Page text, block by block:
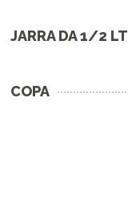
JARRA DA 1/2 LT
COPA